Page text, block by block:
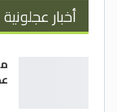
أخبار عجلونية